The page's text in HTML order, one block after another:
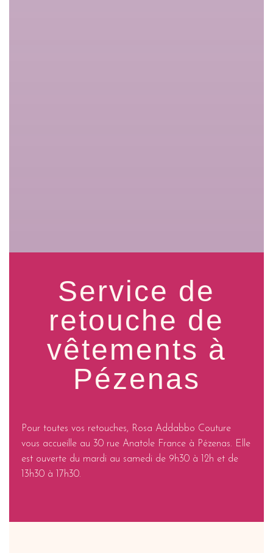
Service de
retouche de
vêtements à
Pézenas
Pour toutes vos retouches, Rosa Addabbo Couture
vous accueille au 30 rue Anatole France à Pézenas. Elle
est ouverte du mardi au samedi de 9h30 à 12h et de
13h30 à 17h30.